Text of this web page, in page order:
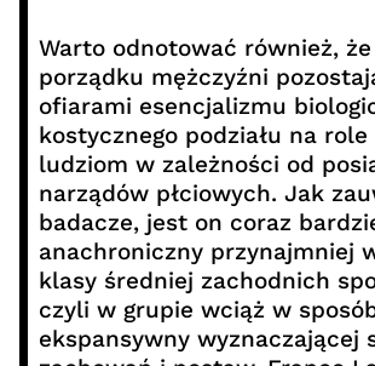
Warto odnotować również,
porządku mężczyźni
ofiarami esencjalizmu
kostycznego podziału na
ludziom w zależności od
narządów płciowych. Jak
badacze, jest on coraz
anachroniczny przynajmniej
klasy średniej zachodnich
czyli w grupie wciąż w
ekspansywny wyznaczającej